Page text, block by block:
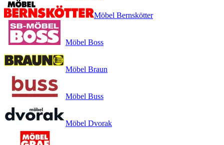
Möbel Bernskötter
Möbel Boss
Möbel Braun
Möbel Buss
Möbel Dvorak